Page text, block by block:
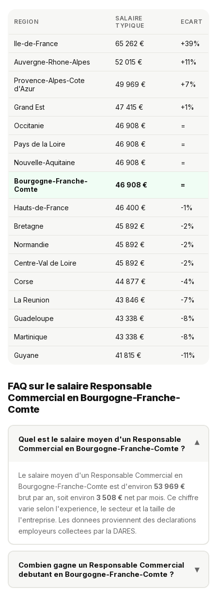
REGION
SALAIRE
TYPIQUE
ECART
Ile-de-France 65 262 € +39%
Auvergne-Rhone-Alpes 52 015 € +11%
Provence-Alpes-Cote
d'Azur
49 969 € +7%
Grand Est 47 415 € +1%
Occitanie 46 908 € =
Pays de la Loire 46 908 € =
Nouvelle-Aquitaine 46 908 € =
Bourgogne-Franche-
Comte
46 908 € =
Hauts-de-France 46 400 € -1%
Bretagne 45 892 € -2%
Normandie 45 892 € -2%
Centre-Val de Loire 45 892 € -2%
Corse 44 877 € -4%
La Reunion 43 846 € -7%
Guadeloupe 43 338 € -8%
Martinique 43 338 € -8%
Guyane 41 815 € -11%
FAQ sur le salaire Responsable
Commercial en Bourgogne-Franche-
Comte
Quel est le salaire moyen d'un Responsable
Commercial en Bourgogne-Franche-Comte ?
▾
Le salaire moyen d'un Responsable Commercial en
Bourgogne-Franche-Comte est d'environ 53 969 €
brut par an, soit environ 3 508 € net par mois. Ce chiffre
varie selon l'experience, le secteur et la taille de
l'entreprise. Les donnees proviennent des declarations
employeurs collectees par la DARES.
Combien gagne un Responsable Commercial
debutant en Bourgogne-Franche-Comte ?
▾